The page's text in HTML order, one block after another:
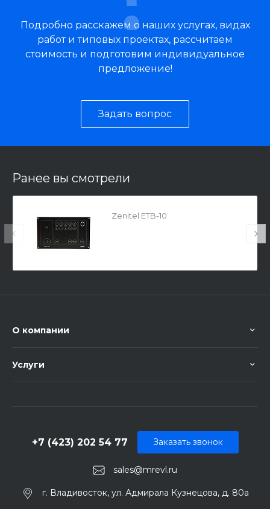
Подробно расскажем о наших услугах, видах
работ и типовых проектах, рассчитаем
стоимость и подготовим индивидуальное
предложение!
Задать вопрос
Ранее вы смотрели
Zenitel ETB-10
О компании
Услуги
sales@mrevl.ru
+7 (423) 202 54 77
г. Владивосток, ул. Адмирала Кузнецова, д. 80а
Заказать звонок